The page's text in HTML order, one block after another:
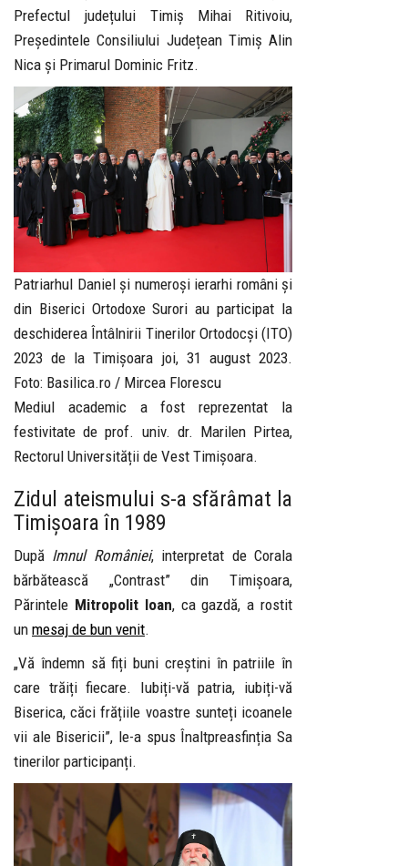
Prefectul județului Timiș Mihai Ritivoiu,
Președintele Consiliului Județean Timiș Alin
Nica și Primarul Dominic Fritz.
Patriarhul Daniel și numeroși ierarhi români și
din Biserici Ortodoxe Surori au participat la
deschiderea Întâlnirii Tinerilor Ortodocși (ITO)
2023 de la Timișoara joi, 31 august 2023.
Foto: Basilica.ro / Mircea Florescu
Mediul academic a fost reprezentat la
festivitate de prof. univ. dr. Marilen Pirtea,
Rectorul Universității de Vest Timișoara.
Zidul ateismului s-a sfărâmat la
Timișoara în 1989
După Imnul României, interpretat de Corala
bărbătească „Contrast” din Timișoara,
Părintele Mitropolit Ioan, ca gazdă, a rostit
un mesaj de bun venit.
„Vă îndemn să fiți buni creștini în patriile în
care trăiți fiecare. Iubiți-vă patria, iubiți-vă
Biserica, căci frățiile voastre sunteți icoanele
vii ale Bisericii”, le-a spus Înaltpreasfinția Sa
tinerilor participanți.